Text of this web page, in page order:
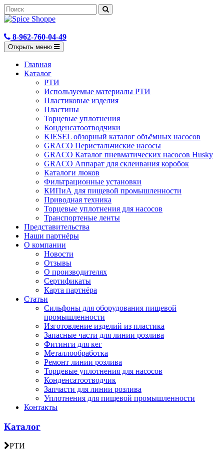
8-962-760-04-49
Открыть меню
Главная
Каталог
РТИ
Используемые материалы РТИ
Пластиковые изделия
Пластины
Торцевые уплотнения
Конденсатоотводчики
KIESEL обзорный каталог объёмных насосов
GRACO Перистальчиские насосы
GRACO Каталог пневматических насосов Husky
GRACO Аппарат для склеивания коробок
Каталоги люков
Фильтрационные установки
КИПиА для пищевой промышленности
Приводная техника
Торцевые уплотнения для насосов
Транспортеные ленты
Представительства
Наши партнёры
О компании
Новости
Отзывы
О производителях
Сертификаты
Карта партнёра
Статьи
Сильфоны для оборудования пищевой
промышленности
Изготовление изделий из пластика
Запасные части для линии розлива
Фитинги для кег
Металлообработка
Ремонт линии розлива
Торцевые уплотнения для насосов
Конденсатоотводчик
Запчасти для линии розлива
Уплотнения для пищевой промышленности
Контакты
Каталог
РТИ